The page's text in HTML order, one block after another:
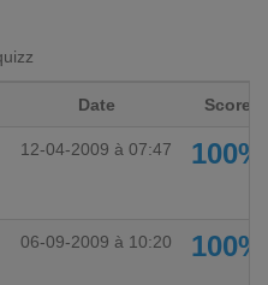
Date Score
12-04-2009 à 07:47 100%
06-09-2009 à 10:20 100%